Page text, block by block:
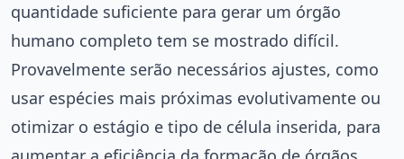
quantidade suficiente para gerar um órgão
humano completo tem se mostrado difícil.
Provavelmente serão necessários ajustes, como
usar espécies mais próximas evolutivamente ou
otimizar o estágio e tipo de célula inserida, para